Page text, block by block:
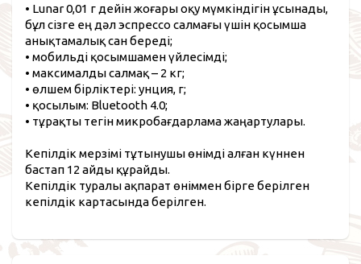
• Lunar 0,01 г дейін жоғары оқу мүмкіндігін ұсынады,
бұл сізге ең дәл эспрессо салмағы үшін қосымша
анықтамалық сан береді;
• мобильді қосымшамен үйлесімді;
• максималды салмақ – 2 кг;
• өлшем бірліктері: унция, г;
• қосылым: Bluetooth 4.0;
• тұрақты тегін микробағдарлама жаңартулары.
Кепілдік мерзімі тұтынушы өнімді алған күннен
бастап 12 айды құрайды.
Кепілдік туралы ақпарат өніммен бірге берілген
кепілдік картасында берілген.